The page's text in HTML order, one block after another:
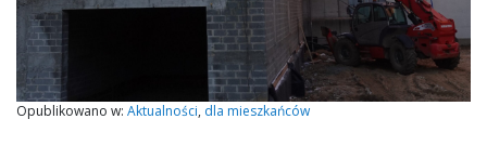
Opublikowano w: Aktualności, dla mieszkańców